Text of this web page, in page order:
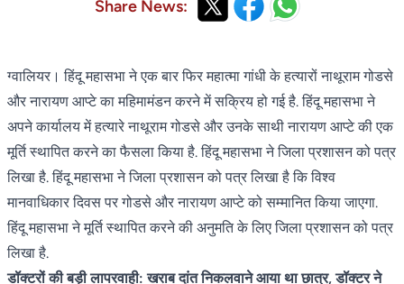
Share News:
ग्वालियर। हिंदू महासभा ने एक बार फिर महात्मा गांधी के हत्यारों नाथूराम गोडसे
और नारायण आप्टे का महिमामंडन करने में सक्रिय हो गई है. हिंदू महासभा ने
अपने कार्यालय में हत्यारे नाथूराम गोडसे और उनके साथी नारायण आप्टे की एक
मूर्ति स्थापित करने का फैसला किया है. हिंदू महासभा ने जिला प्रशासन को पत्र
लिखा है. हिंदू महासभा ने जिला प्रशासन को पत्र लिखा है कि विश्व
मानवाधिकार दिवस पर गोडसे और नारायण आप्टे को सम्मानित किया जाएगा.
हिंदू महासभा ने मूर्ति स्थापित करने की अनुमति के लिए जिला प्रशासन को पत्र
लिखा है.
डॉक्टरों की बड़ी लापरवाही: खराब दांत निकलवाने आया था छात्र, डॉक्टर ने